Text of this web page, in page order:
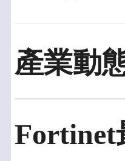
產業動
Fortinet